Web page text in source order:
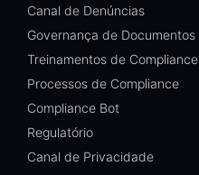
Canal de Denúncias
Governança de Documentos
Treinamentos de Compliance
Processos de Compliance
Compliance Bot
Regulatório
Canal de Privacidade